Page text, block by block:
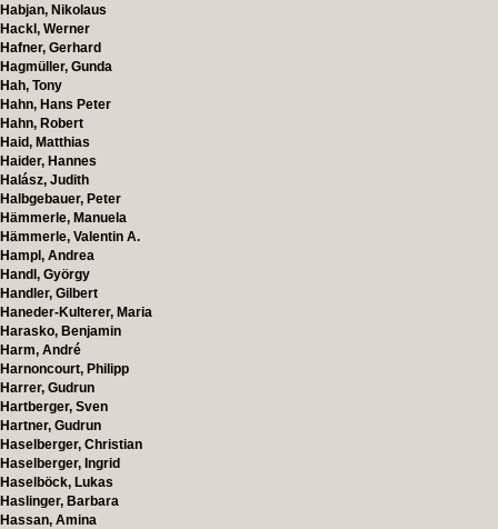
Habjan, Nikolaus
Hackl, Werner
Hafner, Gerhard
Hagmüller, Gunda
Hah, Tony
Hahn, Hans Peter
Hahn, Robert
Haid, Matthias
Haider, Hannes
Halász, Judith
Halbgebauer, Peter
Hämmerle, Manuela
Hämmerle, Valentin A.
Hampl, Andrea
Handl, György
Handler, Gilbert
Haneder-Kulterer, Maria
Harasko, Benjamin
Harm, André
Harnoncourt, Philipp
Harrer, Gudrun
Hartberger, Sven
Hartner, Gudrun
Haselberger, Christian
Haselberger, Ingrid
Haselböck, Lukas
Haslinger, Barbara
Hassan, Amina